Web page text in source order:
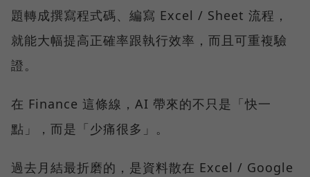
題轉成撰寫程式碼、編寫 Excel / Sheet 流程，
就能大幅提高正確率跟執行效率，而且可重複驗
證。
在 Finance 這條線，AI 帶來的不只是「快一
點」，而是「少痛很多」。
過去月結最折磨的，是資料散在 Excel / Google